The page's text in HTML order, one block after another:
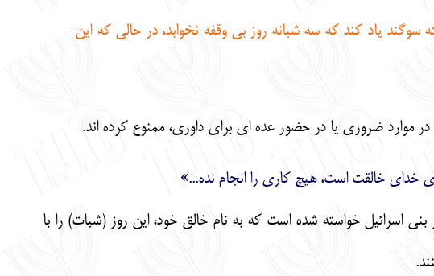
سوگند ياد كند كه سه شبانه روز بي وقفه نخوابد، در حالي كه اين
موارد ضروري يا در حضور عده اي براي داوري، ممنوع كرده اند.
خداي خالقت است، هيچ كاري را انجام نده...»
از آن در روز هفتم، از بني اسرائيل خواسته شده است كه به نام خالق خود، اين روز (شبات) را با